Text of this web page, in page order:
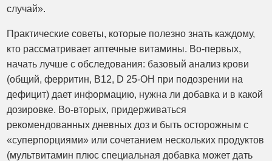
случай».
Практические советы, которые полезно знать каждому,
кто рассматривает аптечные витамины. Во-первых,
начать лучше с обследования: базовый анализ крови
(общий, ферритин, В12, D 25-OH при подозрении на
дефицит) дает информацию, нужна ли добавка и в какой
дозировке. Во-вторых, придерживаться
рекомендованных дневных доз и быть осторожным с
«суперпорциями» или сочетанием нескольких продуктов
(мультвитамин плюс специальная добавка может дать